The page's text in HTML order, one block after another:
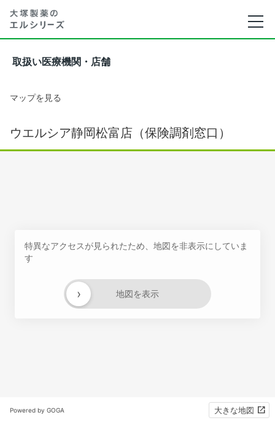
取扱い医療機関・店舗
マップを見る
ウエルシア静岡松富店（保険調剤窓口）
特異なアクセスが見られたため、地図を非表示にしていま
す
地図を表示
›
Powered by GOGA 大きな地図